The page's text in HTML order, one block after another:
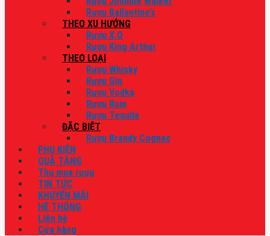
Rượu Ballantine’s
THEO XU HƯỚNG
Rượu X.O
Rượu King Arthur
THEO LOẠI
Rượu Whisky
Rượu Gin
Rượu Vodka
Rượu Rum
Rượu Tequila
ĐẶC BIỆT
Rượu Brandy Cognac
PHỤ KIỆN
QUÀ TẶNG
Thu mua rượu
TIN TỨC
KHUYẾN MÃI
HỆ THỐNG
Liên hệ
Cửa hàng